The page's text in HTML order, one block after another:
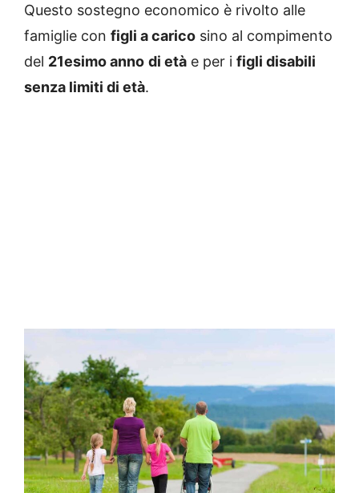
Questo sostegno economico è rivolto alle
famiglie con figli a carico sino al compimento
del 21esimo anno di età e per i figli disabili
senza limiti di età.